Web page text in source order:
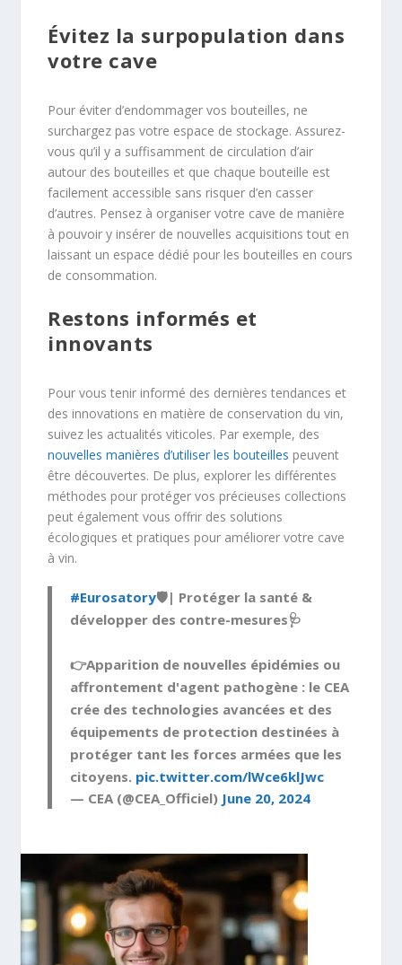
Évitez la surpopulation dans
votre cave
Pour éviter d’endommager vos bouteilles, ne
surchargez pas votre espace de stockage. Assurez-
vous qu’il y a suffisamment de circulation d’air
autour des bouteilles et que chaque bouteille est
facilement accessible sans risquer d’en casser
d’autres. Pensez à organiser votre cave de manière
à pouvoir y insérer de nouvelles acquisitions tout en
laissant un espace dédié pour les bouteilles en cours
de consommation.
Restons informés et
innovants
Pour vous tenir informé des dernières tendances et
des innovations en matière de conservation du vin,
suivez les actualités viticoles. Par exemple, des
nouvelles manières d’utiliser les bouteilles peuvent
être découvertes. De plus, explorer les différentes
méthodes pour protéger vos précieuses collections
peut également vous offrir des solutions
écologiques et pratiques pour améliorer votre cave
à vin.
#Eurosatory🛡| Protéger la santé &
développer des contre-mesures🩺
👉Apparition de nouvelles épidémies ou
affrontement d'agent pathogène : le CEA
crée des technologies avancées et des
équipements de protection destinées à
protéger tant les forces armées que les
citoyens. pic.twitter.com/lWce6klJwc
— CEA (@CEA_Officiel) June 20, 2024